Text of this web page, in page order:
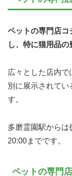
ペットの専門店コ
し、特に猫用品の
広々とした店内
別に展示されてい
す。
多磨霊園駅からは
20:00までです。
ペットの専門